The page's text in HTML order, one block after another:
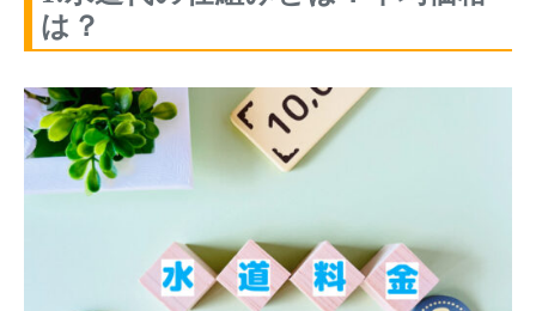
は？